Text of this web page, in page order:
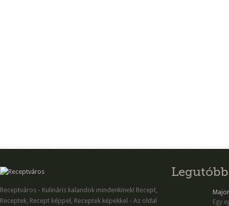
Receptváros - Kulináris kalandok mindenkinek! Recept,
Receptek, Recept képpel, Receptek képekkel - Az oldal
Egy